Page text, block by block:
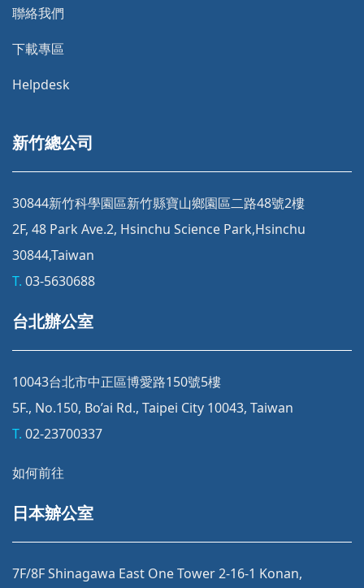
聯絡我們
下載專區
Helpdesk
新竹總公司
30844新竹科學園區新竹縣寶山鄉園區二路48號2樓
2F, 48 Park Ave.2, Hsinchu Science Park,Hsinchu
30844,Taiwan
T. 03-5630688
台北辦公室
10043台北市中正區博愛路150號5樓
5F., No.150, Bo’ai Rd., Taipei City 10043, Taiwan
T. 02-23700337
如何前往
日本辧公室
7F/8F Shinagawa East One Tower 2-16-1 Konan,